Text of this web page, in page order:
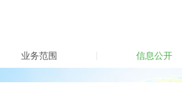
业务范围 信息公开